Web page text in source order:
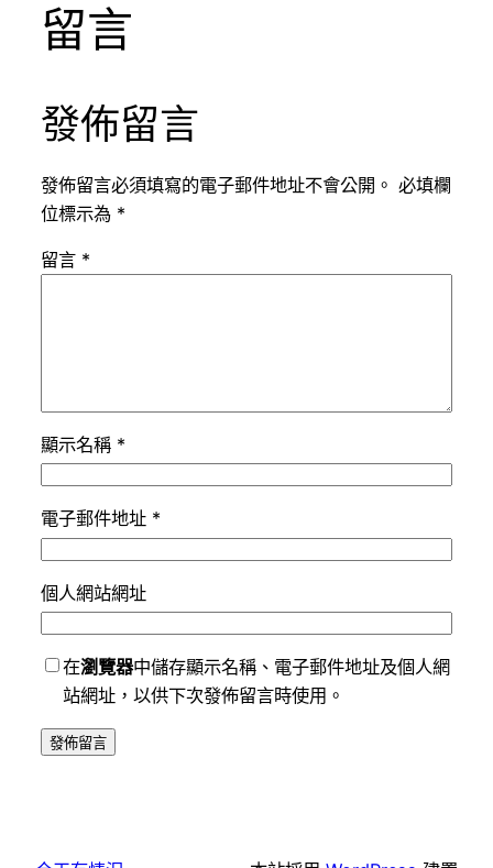
留言
發佈留言
發佈留言必須填寫的電子郵件地址不會公開。 必填欄
位標示為 *
留言 *
顯示名稱 *
電子郵件地址 *
個人網站網址
在瀏覽器中儲存顯示名稱、電子郵件地址及個人網
站網址，以供下次發佈留言時使用。